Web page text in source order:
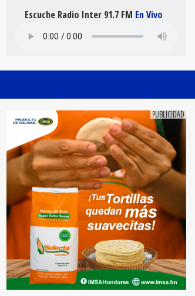
Escuche Radio Inter 91.7 FM En Vivo